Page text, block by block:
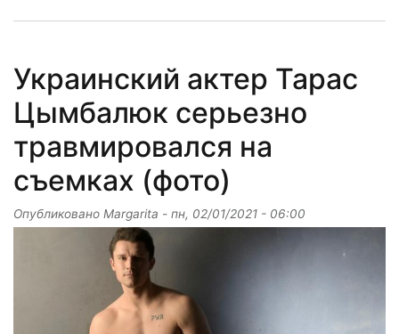
Украинский актер Тарас
Цымбалюк серьезно
травмировался на
съемках (фото)
Опубликовано Margarita - пн, 02/01/2021 - 06:00